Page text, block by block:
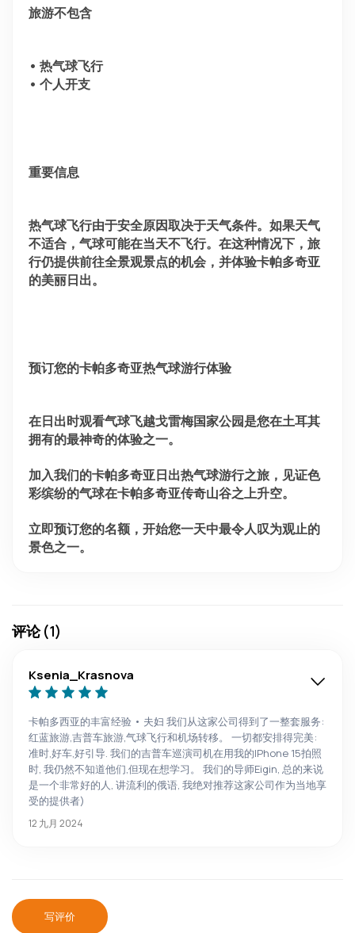
旅游不包含
• 热气球飞行
• 个人开支
重要信息
热气球飞行由于安全原因取决于天气条件。如果天气
不适合，气球可能在当天不飞行。在这种情况下，旅
行仍提供前往全景观景点的机会，并体验卡帕多奇亚
的美丽日出。
预订您的卡帕多奇亚热气球游行体验
在日出时观看气球飞越戈雷梅国家公园是您在土耳其
拥有的最神奇的体验之一。
加入我们的卡帕多奇亚日出热气球游行之旅，见证色
彩缤纷的气球在卡帕多奇亚传奇山谷之上升空。
立即预订您的名额，开始您一天中最令人叹为观止的
景色之一。
评论 (1)
Ksenia_Krasnova
卡帕多西亚的丰富经验 • 夫妇 我们从这家公司得到了一整套服务:
红蓝旅游,吉普车旅游,气球飞行和机场转移。 一切都安排得完美:
准时,好车,好引导. 我们的吉普车巡演司机在用我的IPhone 15拍照
时, 我仍然不知道他们,但现在想学习。 我们的导师Eigin, 总的来说
是一个非常好的人, 讲流利的俄语, 我绝对推荐这家公司作为当地享
受的提供者)
12 九月 2024
写评价